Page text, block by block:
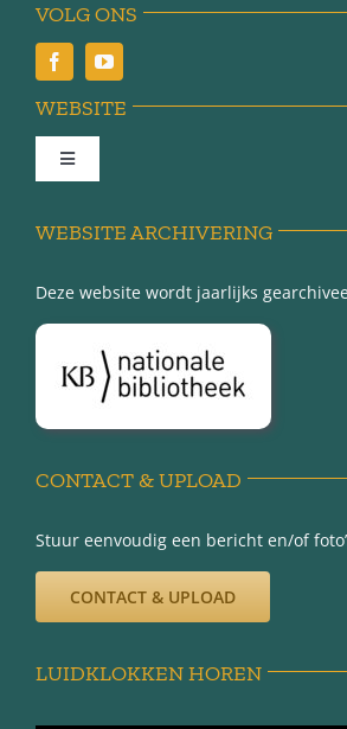
VOLG ONS
WEBSITE
Toggle
Over Minnertsga
Disclaimer
WEBSITE ARCHIVERING
Deze website wordt jaarlijks
CONTACT & UPLOAD
Stuur eenvoudig een bericht en/of
CONTACT & UPLOAD
LUIDKLOKKEN HOREN